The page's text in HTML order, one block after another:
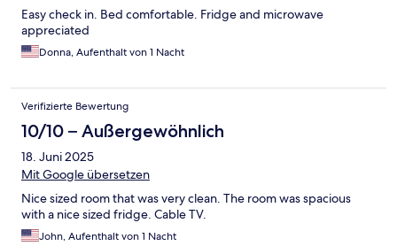
Easy check in. Bed comfortable. Fridge and microwave
appreciated
Donna, Aufenthalt von 1 Nacht
Verifizierte Bewertung
10/10 – Außergewöhnlich
18. Juni 2025
Mit Google übersetzen
Nice sized room that was very clean. The room was spacious
with a nice sized fridge. Cable TV.
John, Aufenthalt von 1 Nacht